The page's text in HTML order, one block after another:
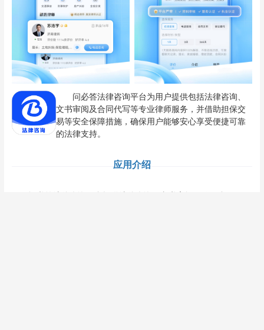
问必答法律咨询平台为用户提供包括法律咨询、
文书审阅及合同代写等专业律师服务，并借助担保交
易等安全保障措施，确保用户能够安心享受便捷可靠
的法律支持。
应用介绍